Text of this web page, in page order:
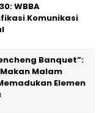
WBBA
Komunikasi
Banquet”:
Malam
Elemen